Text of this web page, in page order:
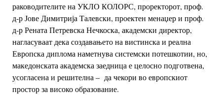
раководителите на УКЛО КОЛОРС, проректорот, проф.
д-р Јове Димитрија Талевски, проектен менаџер и проф.
д-рРената Петревска Нечкоска, академски директор,
нагласуваат дека создавањето на вистинска и реална
Европска диплома наметнува системски потешкотии, но,
македонската академска заедница е целосно подготвена,
усогласена и решителна – да чекори во европскиот
простор за високо образование.